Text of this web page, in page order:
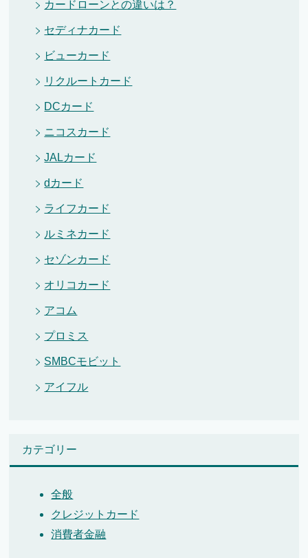
カードローンとの違いは？
セディナカード
ビューカード
リクルートカード
DCカード
ニコスカード
JALカード
dカード
ライフカード
ルミネカード
セゾンカード
オリコカード
アコム
プロミス
SMBCモビット
アイフル
カテゴリー
全般
クレジットカード
消費者金融